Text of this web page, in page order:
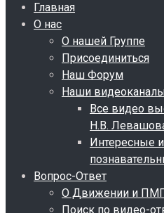
Главная
О нас
О нашей Группе
Присоединиться
Наш Форум
Наши
Все видео
Н.В.
Интересные и
Вопрос-Ответ
О Движении и
Поиск по видео-